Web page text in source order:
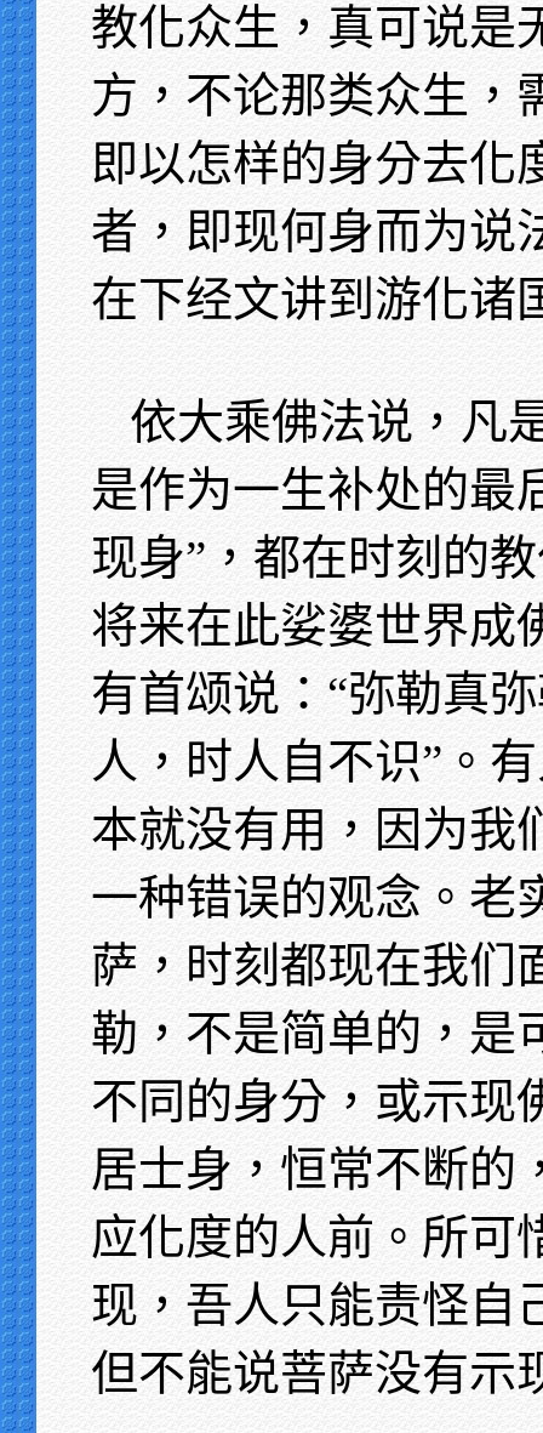
教化众生，真可说是
方，不论那类众生，
即以怎样的身分去化
者，即现何身而为说
在下经文讲到游化诸
依大乘佛法说，凡
是作为一生补处的最
现身”，都在时刻的
将来在此娑婆世界成
有首颂说：“弥勒真
人，时人自不识”。
本就没有用，因为我
一种错误的观念。老
萨，时刻都现在我们
勒，不是简单的，是
不同的身分，或示现
居士身，恒常不断的
应化度的人前。所可
现，吾人只能责怪自
但不能说菩萨没有示